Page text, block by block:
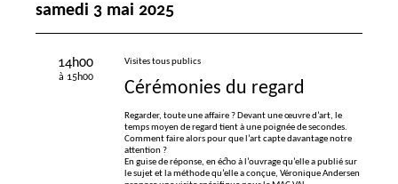
samedi 3 mai 2025
14h00
à 15h00
Visites tous publics
Cérémonies du regard
Regarder, toute une affaire? Devant une œuvre d’art, le
temps moyen de regard tient à une poignée de secondes.
Comment faire alors pour que l’art capte davantage notre
attention?
En guise de réponse, en écho à l’ouvrage qu’elle a publié sur
le sujet et la méthode qu’elle a conçue, Véronique Andersen